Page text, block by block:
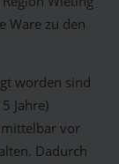
Ware zu den
worden sind
Jahre)
vor
Dadurch